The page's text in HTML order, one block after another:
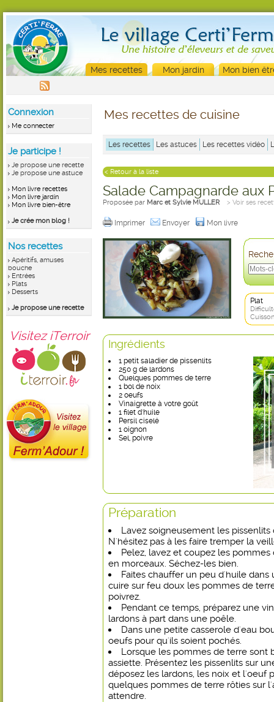
Mes recettes Mon jardin Mon bien
Connexion
Me connecter
Je participe !
Je propose une recette
Je propose une astuce
Mon livre recettes
Mon livre jardin
Mon livre bien-être
Je crée mon blog !
Nos recettes
Apéritifs, amuses
bouche
Entrées
Plats
Desserts
Je propose une recette
Visitez iTerroir
Mes recettes de cuisine
Les recettes Les astuces Les recettes vidéo
< Retour à la liste
Salade Campagnarde aux
Proposée par Marc et Sylvie MULLER > Voir ses
Imprimer Envoyer Mon livre
Plat
Ingrédients
1 petit saladier de pissenlits
250 g de lardons
Quelques pommes de terre
1 bol de noix
2 oeufs
Vinaigrette à votre goût
1 filet d'huile
Persil ciselé
1 oignon
Sel, poivre
Préparation
Lavez soigneusement les pissenlits
N'hésitez pas à les faire tremper la
Pelez, lavez et coupez les
en morceaux. Séchez-les bien.
Faites chauffer un peu d'huile dans
cuire sur feu doux les pommes de
poivrez.
Pendant ce temps, préparez une
lardons à part dans une poêle.
Dans une petite casserole d'eau
oeufs pour qu'ils soient pochés.
Lorsque les pommes de terre sont
assiette. Présentez les pissenlits sur
déposez les lardons, les noix et l'oeuf
quelques pommes de terre rôties sur
attendre.